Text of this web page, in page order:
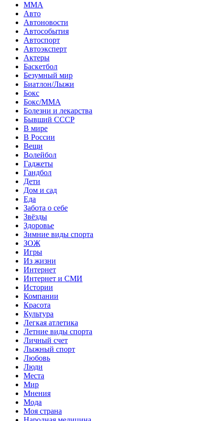
MMA
Авто
Автоновости
Автособытия
Автоспорт
Автоэксперт
Актеры
Баскетбол
Безумный мир
Биатлон/Лыжи
Бокс
Бокс/MMA
Болезни и лекарства
Бывший СССР
В мире
В России
Вещи
Волейбол
Гаджеты
Гандбол
Дети
Дом и сад
Еда
Забота о себе
Звёзды
Здоровье
Зимние виды спорта
ЗОЖ
Игры
Из жизни
Интернет
Интернет и СМИ
Истории
Компании
Красота
Культура
Легкая атлетика
Летние виды спорта
Личный счет
Лыжный спорт
Любовь
Люди
Места
Мир
Мнения
Мода
Моя страна